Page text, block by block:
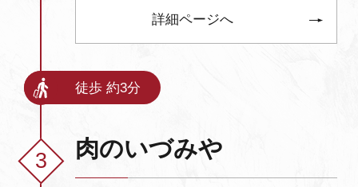
詳細ページへ
徒歩 約3分
肉のいづみや